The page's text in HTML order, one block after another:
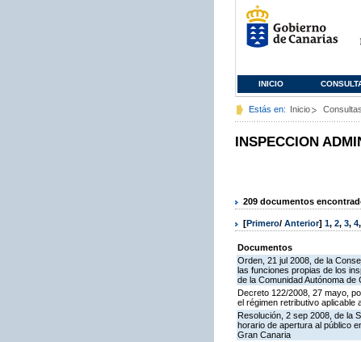
INICIO
Estás en: Inicio Consultas
INSPECCION
209 documentos
[Primero/ Anterior] 1, 2, 3, 4,
Documentos
Orden, 21 jul 2008, de la
las funciones propias de los
de la Comunidad Autónoma de
Decreto 122/2008, 27 mayo,
el régimen retributivo aplicable
Resolución, 2 sep 2008, de la
horario de apertura al público
Gran Canaria